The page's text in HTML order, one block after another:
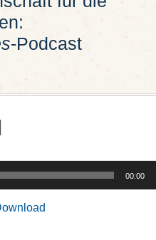
-Podcast
00:00